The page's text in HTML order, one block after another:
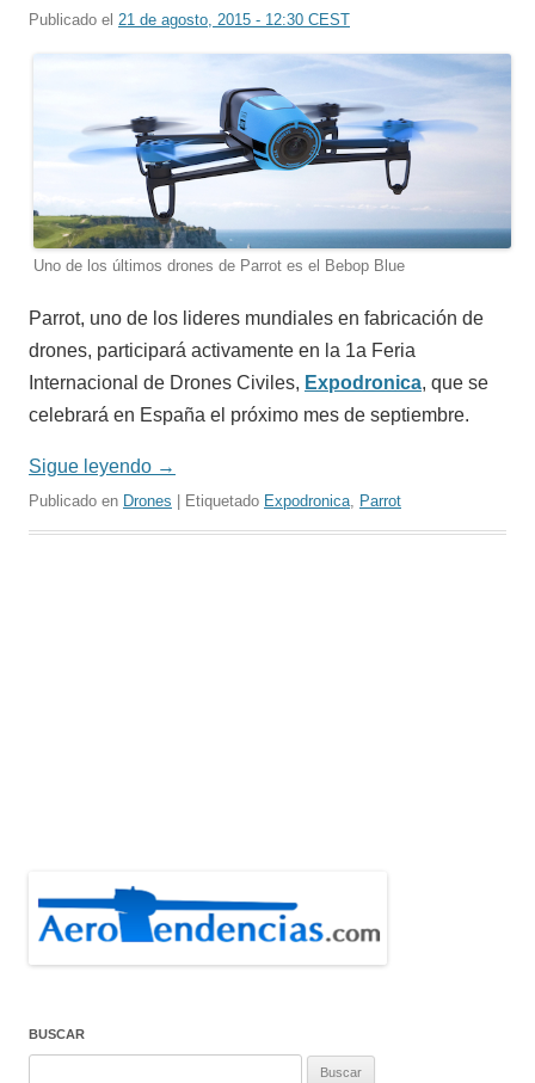
Publicado el 21 de agosto, 2015 - 12:30 CEST
Uno de los últimos drones de Parrot es el Bebop Blue
Parrot, uno de los lideres mundiales en fabricación de
drones, participará activamente en la 1a Feria
Internacional de Drones Civiles, Expodronica, que se
celebrará en España el próximo mes de septiembre.
Sigue leyendo →
Publicado en Drones | Etiquetado Expodronica Parrot
BUSCAR